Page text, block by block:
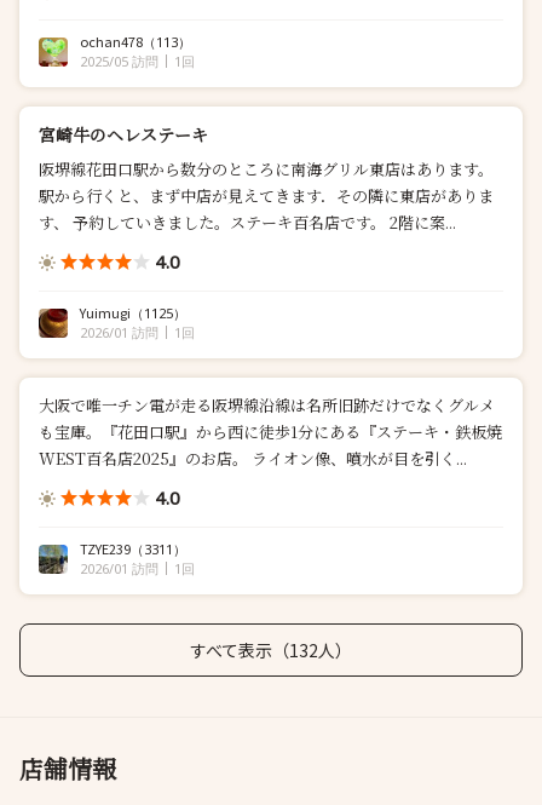
スープはかぼちゃとコーンから選べるようになってました♪ ...
ochan478 （113）
2025/05 訪問
1回
宮崎牛のヘレステーキ
阪堺線花田口駅から数分のところに南海グリル東店はあります。
駅から行くと、まず中店が見えてきます．その隣に東店がありま
す、 予約していきました。ステーキ百名店です。 2階に案...
4.0
Yuimugi （1125）
2026/01 訪問
1回
大阪で唯一チン電が走る阪堺線沿線は名所旧跡だけでなくグルメ
も宝庫。『花田口駅』から西に徒歩1分にある『ステーキ・鉄板焼
WEST百名店2025』のお店。 ライオン像、噴水が目を引く...
4.0
TZYE239 （3311）
2026/01 訪問
1回
すべて表示（132人）
店舗情報